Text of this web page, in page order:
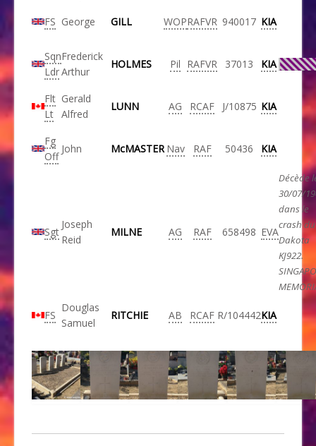
FS George GILL WOPRAFVR 940017 KIA
Sqn
Ldr
Frederick
Arthur
HOLMES Pil RAFVR 37013 KIA
Flt
Lt
Gerald
Alfred
LUNN AG RCAF J/10875 KIA
Fg
Off
John McMASTER Nav RAF 50436 KIA
Sgt
Joseph
Reid
MILNE AG RAF 658498 EVA
Décède
30/07/
dans le
crash du
Dakota
KJ922.
FS
Douglas
Samuel
RITCHIE AB RCAF R/104442KIA